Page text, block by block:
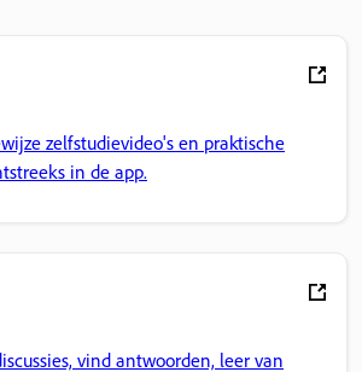
zelfstudievideo's en praktische
in de app.
vind antwoorden, leer van